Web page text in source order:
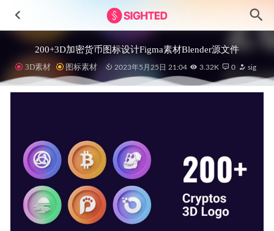
200+3D加密货币图标设计Figma素材Blender源文件
3D素材 图标素材 2023年5月25日 21:04 3.32K 0 sig
耐克nike app ui设计 .fig素材 2021-01-19
任务管理后台、视频通话UI .fig .sketch .xd素材
Task任务管理APP UI设计工具包
2023-06-18
Nike NFT app ui设计 .fig素材